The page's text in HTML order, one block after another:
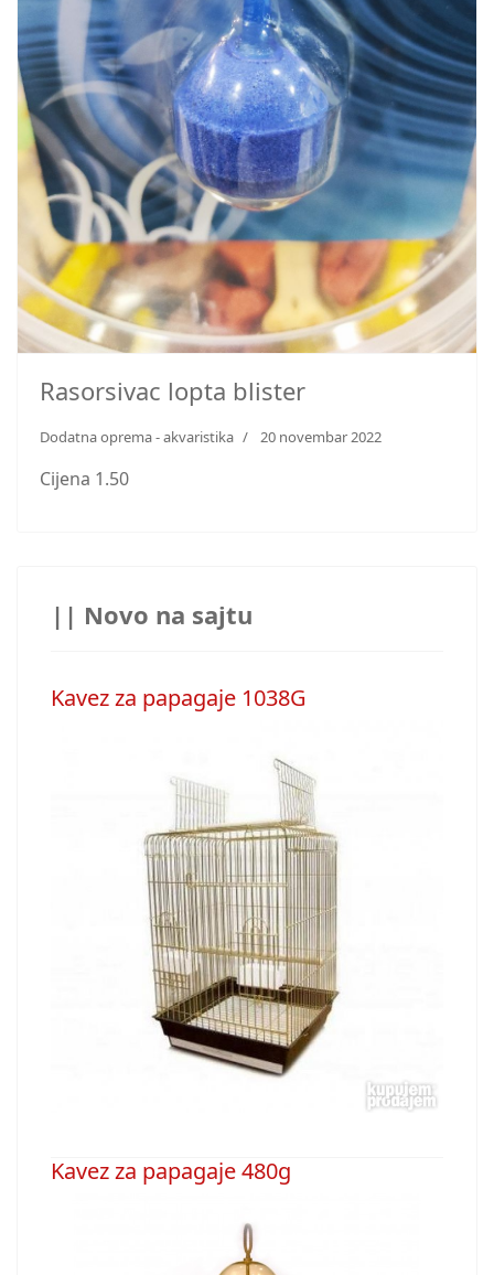
Rasorsivac lopta blister
Dodatna oprema - akvaristika 20 novembar 2022
Cijena 1.50
|| Novo na sajtu
Kavez za papagaje 1038G
Kavez za papagaje 480g